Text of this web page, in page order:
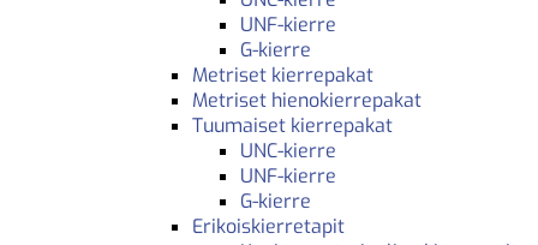
UNF-kierre
G-kierre
Metriset kierrepakat
Metriset hienokierrepakat
Tuumaiset kierrepakat
UNC-kierre
UNF-kierre
G-kierre
Erikoiskierretapit